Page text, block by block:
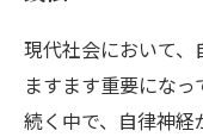
現代社会において
ますます重要にな
続く中で、自律神経